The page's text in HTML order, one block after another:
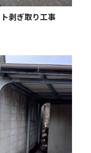
剥ぎ取り工事